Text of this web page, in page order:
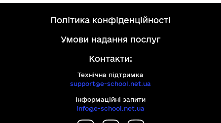
політика конфіденційності
умови надання послуг
Контакти:
Технічна підтримка
support@e-school.net.ua
Інформаційні запити
info@e-school.net.ua